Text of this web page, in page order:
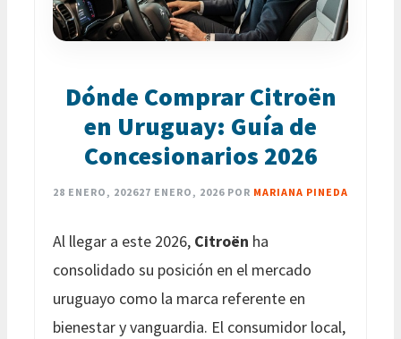
Dónde Comprar Citroën
en Uruguay: Guía de
Concesionarios 2026
28 ENERO, 202627 ENERO, 2026 POR MARIANA PINEDA
Al llegar a este 2026, Citroën ha
consolidado su posición en el mercado
uruguayo como la marca referente en
bienestar y vanguardia. El consumidor local,